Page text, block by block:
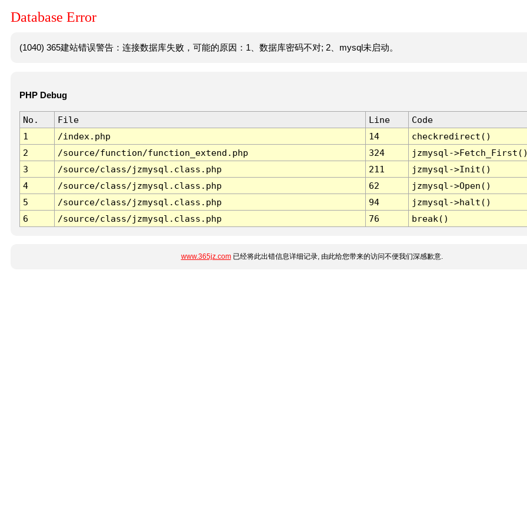
Database Error
(1040) 365建站错误警告：连接数据库失败，可能的原因：1、数据库密码不对; 2、mysql未启动。
PHP Debug
No. File Line
Code
1
/index.php 14
checkredirect()
2
/source/function/function_extend.php 324
jzmysql-
3
/source/class/jzmysql.class.php 211
jzmysql->Init()
4
/source/class/jzmysql.class.php 62
jzmysql->Open()
5
/source/class/jzmysql.class.php 94
jzmysql->halt()
6
/source/class/jzmysql.class.php 76 break()
www.365jz.com已经将此出错信息详细记录, 由此给您带来的访问不便我们深感歉意.